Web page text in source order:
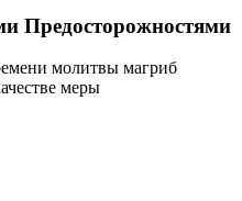
Предосторожностями
молитвы магриб
меры